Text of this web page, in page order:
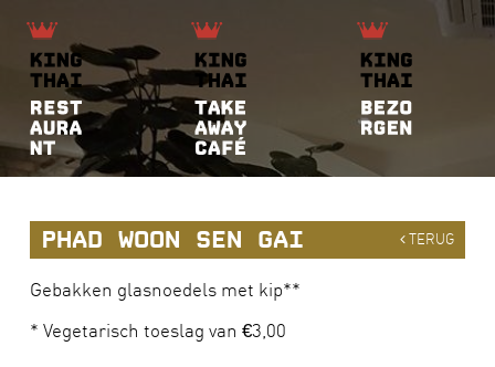
TERUG
PHAD WOON SEN GAI
Gebakken glasnoedels met kip**
* Vegetarisch toeslag van €3,00